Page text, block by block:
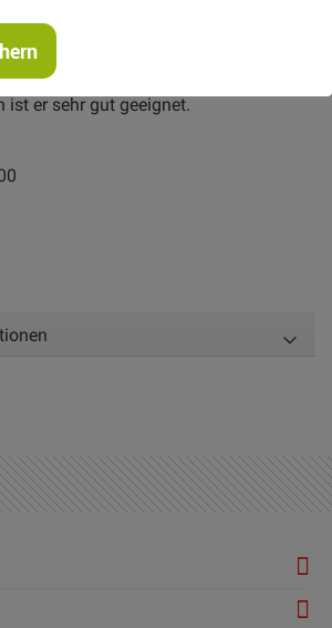
und Tischdecken. Perfekt
oder Sitzbank zu polstern oder
zu nähen. Auch zum Taschen und
ist er sehr gut geeignet.